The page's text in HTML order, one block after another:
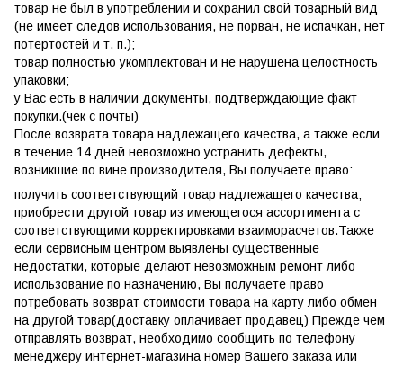
товар не был в употреблении и сохранил свой товарный вид
(не имеет следов использования, не порван, не испачкан, нет
потёртостей и т. п.);
товар полностью укомплектован и не нарушена целостность
упаковки;
у Вас есть в наличии документы, подтверждающие факт
покупки.(чек с почты)
После возврата товара надлежащего качества, а также если
в течение 14 дней невозможно устранить дефекты,
возникшие по вине производителя, Вы получаете право:
получить соответствующий товар надлежащего качества;
приобрести другой товар из имеющегося ассортимента с
соответствующими корректировками взаиморасчетов.Также
если сервисным центром выявлены существенные
недостатки, которые делают невозможным ремонт либо
использование по назначению, Вы получаете право
потребовать возврат стоимости товара на карту либо обмен
на другой товар(доставку оплачивает продавец) Прежде чем
отправлять возврат, необходимо сообщить по телефону
менеджеру интернет-магазина номер Вашего заказа или